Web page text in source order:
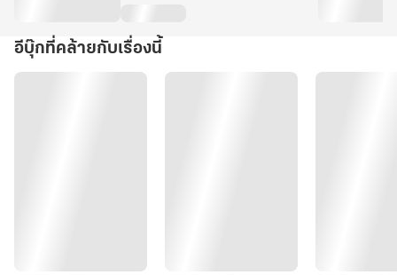
อีบุ๊กที่คล้ายกับเรื่องนี้